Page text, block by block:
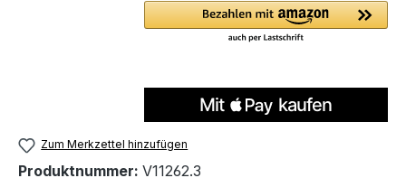
Zum Merkzettel hinzufügen
Produktnummer: V11262.3